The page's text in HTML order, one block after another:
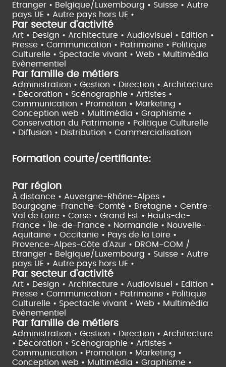
Etranger • Belgique/Luxembourg • Suisse • Autre
pays UE • Autre pays hors UE •
Par secteur d'activité
Art • Design • Architecture • Audiovisuel • Edition •
Presse • Communication • Patrimoine • Politique
Culturelle • Spectacle vivant • Web • Multimédia
Evènementiel
Par famille de métiers
Administration • Gestion • Direction • Architecture
• Décoration • Scénographie • Artistes •
Communication • Promotion • Marketing •
Conception web • Multimédia • Graphisme •
Conservation du Patrimoine • Politique Culturelle
• Diffusion • Distribution • Commercialisation
Formation courte/certifiante:
Par région
À distance • Auvergne-Rhône-Alpes •
Bourgogne-Franche-Comté • Bretagne • Centre-
Val de Loire • Corse • Grand Est • Hauts-de-
France •
Île-de-France • Normandie • Nouvelle-
Aquitaine • Occitanie • Pays de la Loire •
Provence-Alpes-Côte d'Azur • DROM-COM /
Etranger • Belgique/Luxembourg • Suisse • Autre
pays UE • Autre pays hors UE •
Par secteur d'activité
Art • Design • Architecture • Audiovisuel • Edition •
Presse • Communication • Patrimoine • Politique
Culturelle • Spectacle vivant • Web • Multimédia
Evènementiel
Par famille de métiers
Administration • Gestion • Direction • Architecture
• Décoration • Scénographie • Artistes •
Communication • Promotion • Marketing •
Conception web • Multimédia • Graphisme •